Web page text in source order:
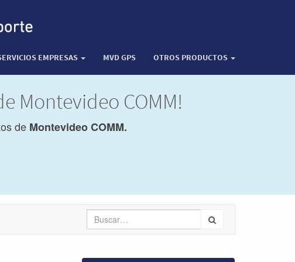
EMPRESAS MVD GPS OTROS PRODUCTOS
Montevideo COMM!
de Montevideo COMM.